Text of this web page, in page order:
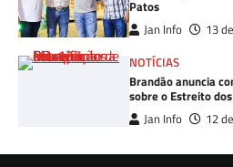
Patos
Jan Info
13
NOTÍCIAS
Brandão anuncia
sobre o Estreito
Jan Info 12